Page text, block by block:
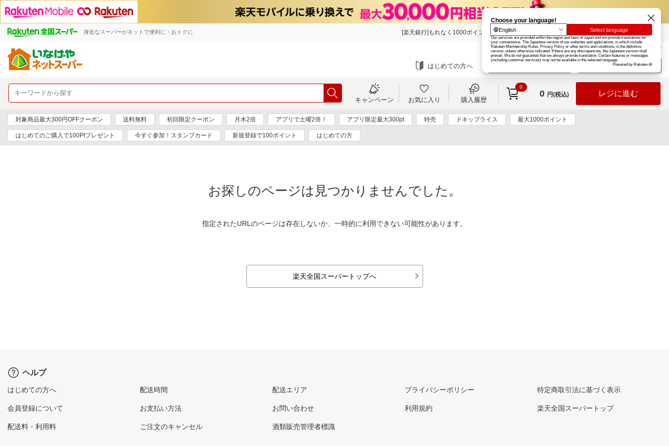
身近なスーパーがネットで便利に・おトクに [楽天銀行]もれなく1000ポイント 楽天グループ カード
お知らせ ヘルプ
はじめての方へ ログイン
キャンペーン お気に入り 購入履歴
0
0 円(税込) レジに進む
対象商品最大300円OFFクーポン 送料無料 初回限定クーポン 月木2倍 アプリで土曜2倍！ アプリ限定最大300pt 特売 ドキップライス 最大1000ポイント
はじめてのご購入で100Ptプレゼント 今すぐ参加！スタンプカード 新規登録で100ポイント はじめての方
お探しのページは見つかりませんでした。
指定されたURLのページは存在しないか、一時的に利用できない可能性があります。
楽天全国スーパートップへ
ヘルプ
はじめての方へ
会員登録について
配送料・利用料
配送時間
お支払い方法
ご注文のキャンセル
配送エリア
お問い合わせ
酒類販売管理者標識
プライバシーポリシー
利用規約
特定商取引法に基づく表示
楽天全国スーパートップ